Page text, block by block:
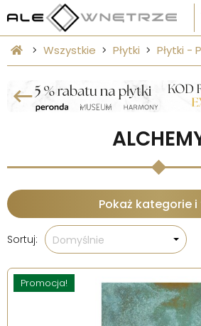
Wszystkie Płytki Płytki -
Pokaż kategorie
Sortuj: Domyślnie
Promocja!